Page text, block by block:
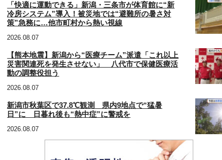
「快適に運動できる」新潟・三条市が体育館に“新
冷房システム”導入！被災地では“避難所の暑さ対
策”急務に…他市町村から熱い視線
2026.08.07
【熊本地震】新潟から“医療チーム”派遣「これ以上
災害関連死を発生させない」 八代市で保健医療活
動の調整役担う
2026.08.07
新潟市秋葉区で37.8℃観測 県内9地点で“猛暑
日”に 日暮れ後も“熱中症”に警戒を
2026.08.07